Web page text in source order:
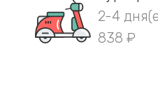
2-4
838 ₽